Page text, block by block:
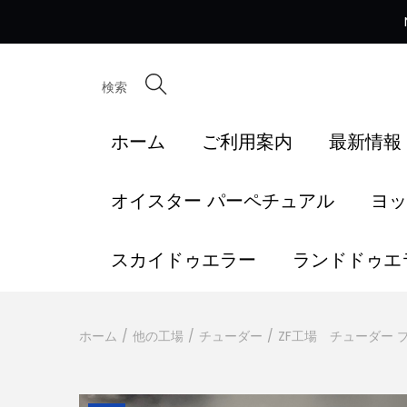
検索
ホーム ご利用案内 最新情報
オイスター パーペチュアル ヨ
スカイドゥエラー ランドドゥエ
ホーム / 他の工場 / チューダー / ZF工場 チューダー